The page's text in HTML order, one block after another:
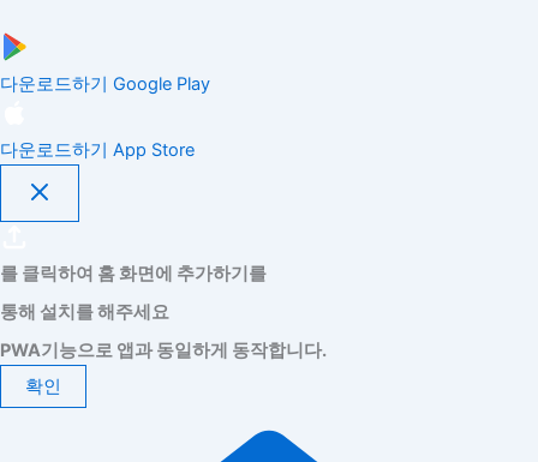
다운로드하기 Google Play
다운로드하기 App Store
를 클릭하여 홈 화면에 추가하기를
통해 설치를 해주세요
PWA기능으로 앱과 동일하게 동작합니다.
확인